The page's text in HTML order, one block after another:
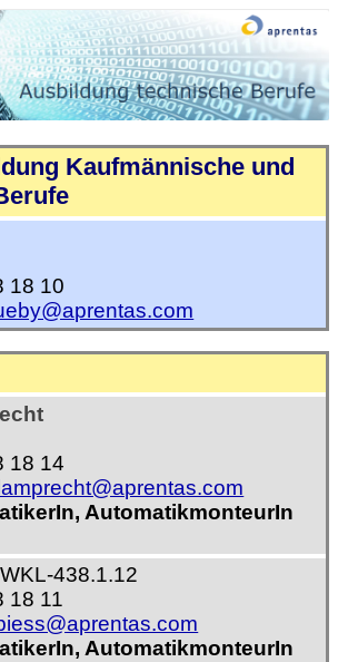
Kaufmännische und
18 10
18 14
AutomatikmonteurIn
WKL-438.1.12
18 11
AutomatikmonteurIn